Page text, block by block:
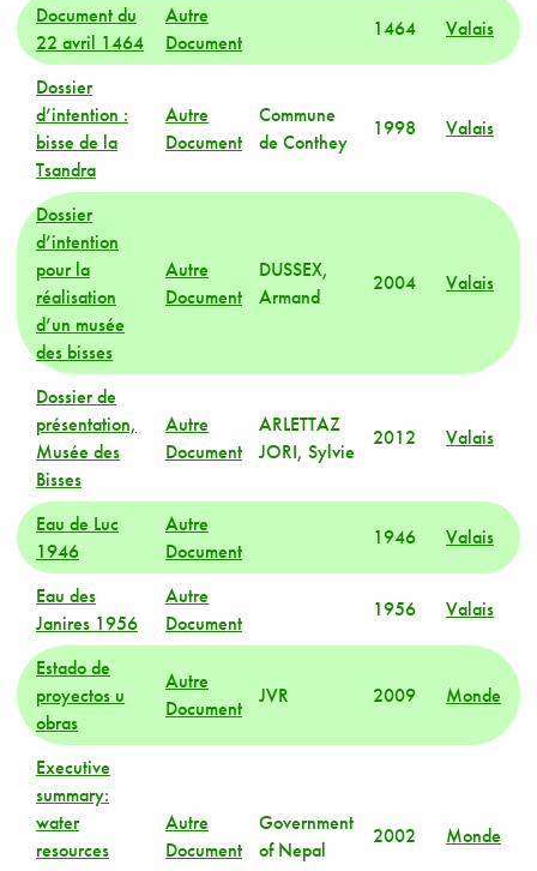
Document du
22 avril 1464
Autre
Document
1464 Valais
Dossier
d’intention :
bisse de la
Tsandra
Autre
Document
Commune
de Conthey
1998 Valais
Dossier
d’intention
pour la
réalisation
d’un musée
des bisses
Autre
Document
DUSSEX,
Armand
2004 Valais
Dossier de
présentation,
Musée des
Bisses
Autre
Document
ARLETTAZ
JORI, Sylvie
2012 Valais
Eau de Luc
1946
Autre
Document
1946 Valais
Eau des
Janires 1956
Autre
Document
1956 Valais
Estado de
proyectos u
obras
Autre
Document
JVR 2009 Monde
Executive
summary:
water
resources
Autre
Document
Government
of Nepal
2002 Monde